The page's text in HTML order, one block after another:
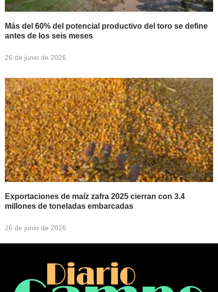
Más del 60% del potencial productivo del toro se define
antes de los seis meses
26 de junio de 2026
Exportaciones de maíz zafra 2025 cierran con 3.4
millones de toneladas embarcadas
26 de junio de 2026